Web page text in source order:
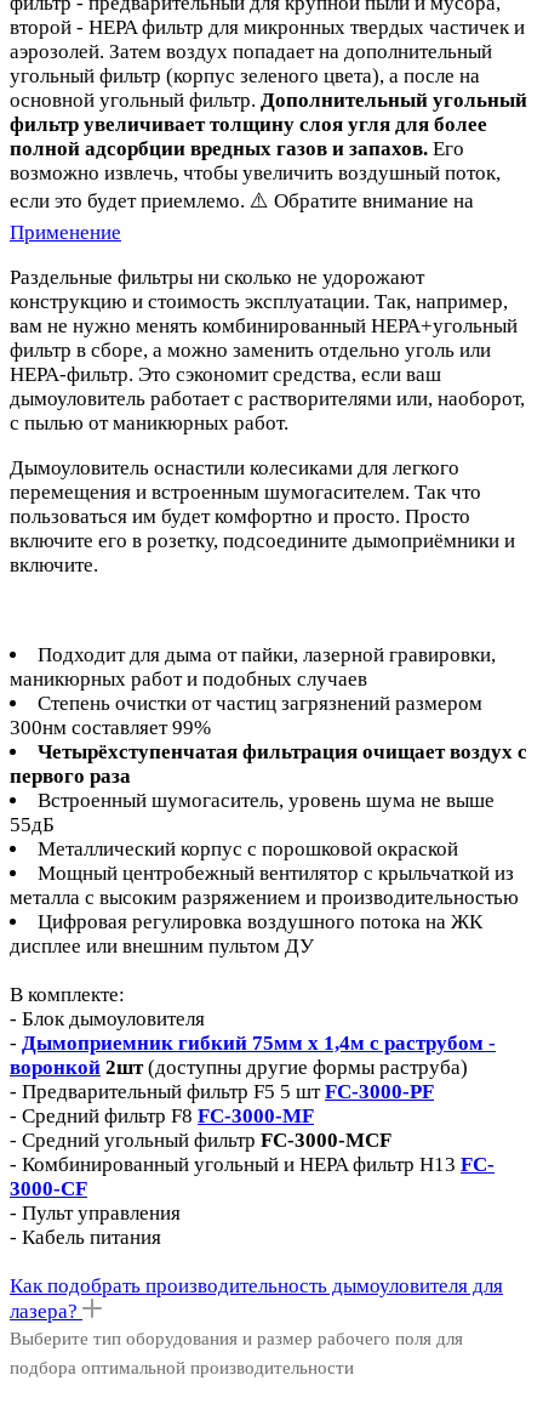
второй - HEPA фильтр для микронных твердых частичек и
аэрозолей. Затем воздух попадает на дополнительный
угольный фильтр (корпус зеленого цвета), а после на
основной угольный фильтр. Дополнительный угольный
фильтр увеличивает толщину слоя угля для более
полной адсорбции вредных газов и запахов. Его
возможно извлечь, чтобы увеличить воздушный поток,
если это будет приемлемо. ⚠️ Обратите внимание на
Применение
Раздельные фильтры ни сколько не удорожают
конструкцию и стоимость эксплуатации. Так, например,
вам не нужно менять комбинированный HEPA+угольный
фильтр в сборе, а можно заменить отдельно уголь или
HEPA-фильтр. Это сэкономит средства, если ваш
дымоуловитель работает с растворителями или, наоборот,
с пылью от маникюрных работ.
Дымоуловитель оснастили колесиками для легкого
перемещения и встроенным шумогасителем. Так что
пользоваться им будет комфортно и просто. Просто
включите его в розетку, подсоедините дымоприёмники и
включите.
Подходит для дыма от пайки, лазерной гравировки,
маникюрных работ и подобных случаев
Степень очистки от частиц загрязнений размером
300нм составляет 99%
Четырёхступенчатая фильтрация очищает воздух с
первого раза
Встроенный шумогаситель, уровень шума не выше
55дБ
Металлический корпус с порошковой окраской
Мощный центробежный вентилятор с крыльчаткой из
металла с высоким разряжением и производительностью
Цифровая регулировка воздушного потока на ЖК
дисплее или внешним пультом ДУ
В комплекте:
- Блок дымоуловителя
- Дымоприемник гибкий 75мм х 1,4м с раструбом -
воронкой 2шт(доступны другие формы раструба)
- Предварительный фильтр F5 5 штFC-3000-PF
- Средний фильтр F8 FC-3000-MF
- Средний угольный фильтр FC-3000-MСF
- Комбинированный угольный и HEPA фильтр H13 FC-
3000-CF
- Пульт управления
- Кабель питания
Как подобрать производительность дымоуловителя для
лазера?
Выберите тип оборудования и размер рабочего поля для
подбора оптимальной производительности